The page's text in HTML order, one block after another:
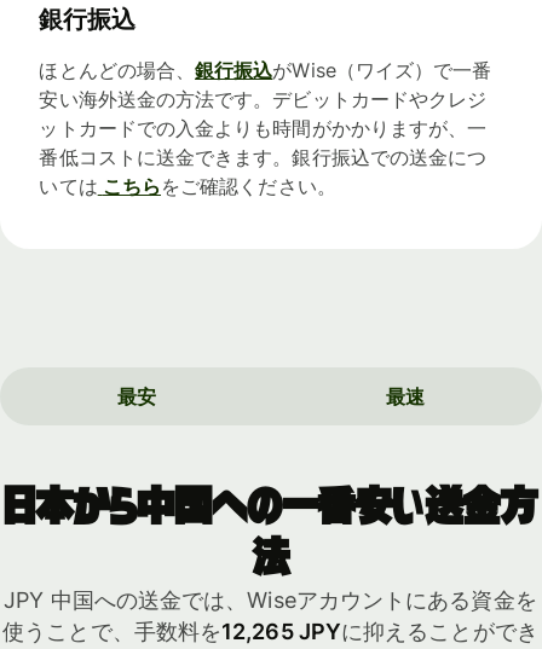
銀行振込
ほとんどの場合、銀行振込がWise（ワイズ）で一番
安い海外送金の方法です。デビットカードやクレジ
ットカードでの入金よりも時間がかかりますが、一
番低コストに送金できます。銀行振込での送金につ
いては こちら をご確認ください。
最安 最速
日本から中国への一番安い送金方
法
JPY 中国への送金では、Wiseアカウントにある資金を
使うことで、手数料を12,265 JPYに抑えることができ